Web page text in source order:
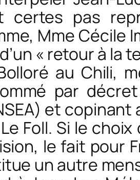
certes pas
Mme Cécile
« retour à la
au Chili,
par
et
Foll. Si le
le fait pour
un autre